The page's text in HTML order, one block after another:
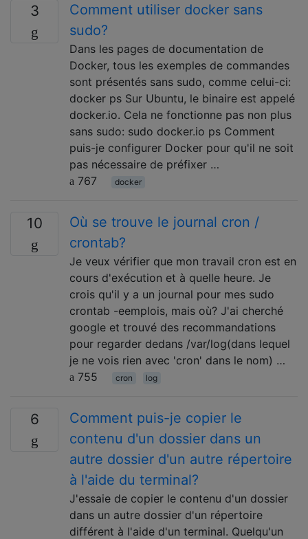
3
Comment utiliser docker sans
sudo?
Dans les pages de documentation de
Docker, tous les exemples de commandes
sont présentés sans sudo, comme celui-ci:
docker ps Sur Ubuntu, le binaire est appelé
docker.io. Cela ne fonctionne pas non plus
sans sudo: sudo docker.io ps Comment
puis-je configurer Docker pour qu'il ne soit
pas nécessaire de préfixer …
767
docker
10
Où se trouve le journal cron /
crontab?
Je veux vérifier que mon travail cron est en
cours d'exécution et à quelle heure. Je
crois qu'il y a un journal pour mes sudo
crontab -eemplois, mais où? J'ai cherché
google et trouvé des recommandations
pour regarder dedans /var/log(dans lequel
je ne vois rien avec 'cron' dans le nom) …
755
cron log
6
Comment puis-je copier le
contenu d'un dossier dans un
autre dossier d'un autre répertoire
à l'aide du terminal?
J'essaie de copier le contenu d'un dossier
dans un autre dossier d'un répertoire
différent à l'aide d'un terminal. Quelqu'un